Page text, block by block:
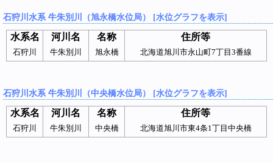
石狩川水系 牛朱別川（旭永橋水位局） [水位グラフを表示]
水系名 河川名 名称 住所等
石狩川 牛朱別川 旭永橋 北海道旭川市永山町7丁目3番線
石狩川水系 牛朱別川（中央橋水位局） [水位グラフを表示]
水系名 河川名 名称 住所等
石狩川 牛朱別川 中央橋 北海道旭川市東4条1丁目中央橋